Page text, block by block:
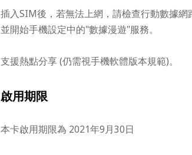
插入SIM後，若無法上網，請檢查行動數據網
並開始手機設定中的"數據漫遊"服務。
支援熱點分享 (仍需視手機軟體版本規範)。
啟用期限
本卡啟用期限為 2021年9月30日